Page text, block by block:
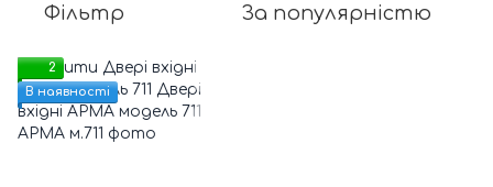
Фільтр За популярністю
2
В наявності